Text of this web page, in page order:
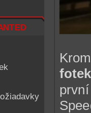
fotek